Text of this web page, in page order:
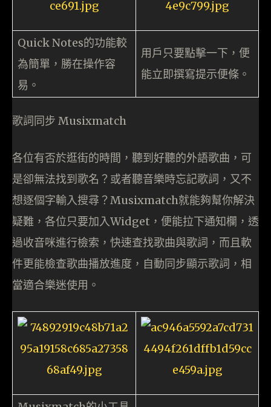
Quick Notes的功能較
為簡單，勝在操作容
易。
用戶只要點擊一下，便
能立即撰寫提示便條。
歌詞同步 Musixmatch
各位有否於逛街的時間，聽到好聽的外語歌曲，可
是卻無法找到歌名？或者聽音樂時忘記歌詞，又不
想逐個字輸入搜尋？Musixmatch就能夠幫你解決
疑難，各位只要加入Widget，便能拉下通知欄，透
過收音咪進行檢索，快速查找歌曲與歌詞，而且軟
件更能檢查歌曲播放進度，自動同步顯示歌詞，相
當適合樂迷使用。